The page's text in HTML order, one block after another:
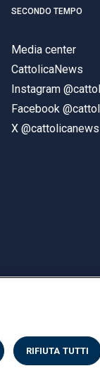
SECONDO TEMPO
Media center
CattolicaNews
Instagram
Facebook
X @cattolicanews
Accessibilità
RIFIUTA TUTTI